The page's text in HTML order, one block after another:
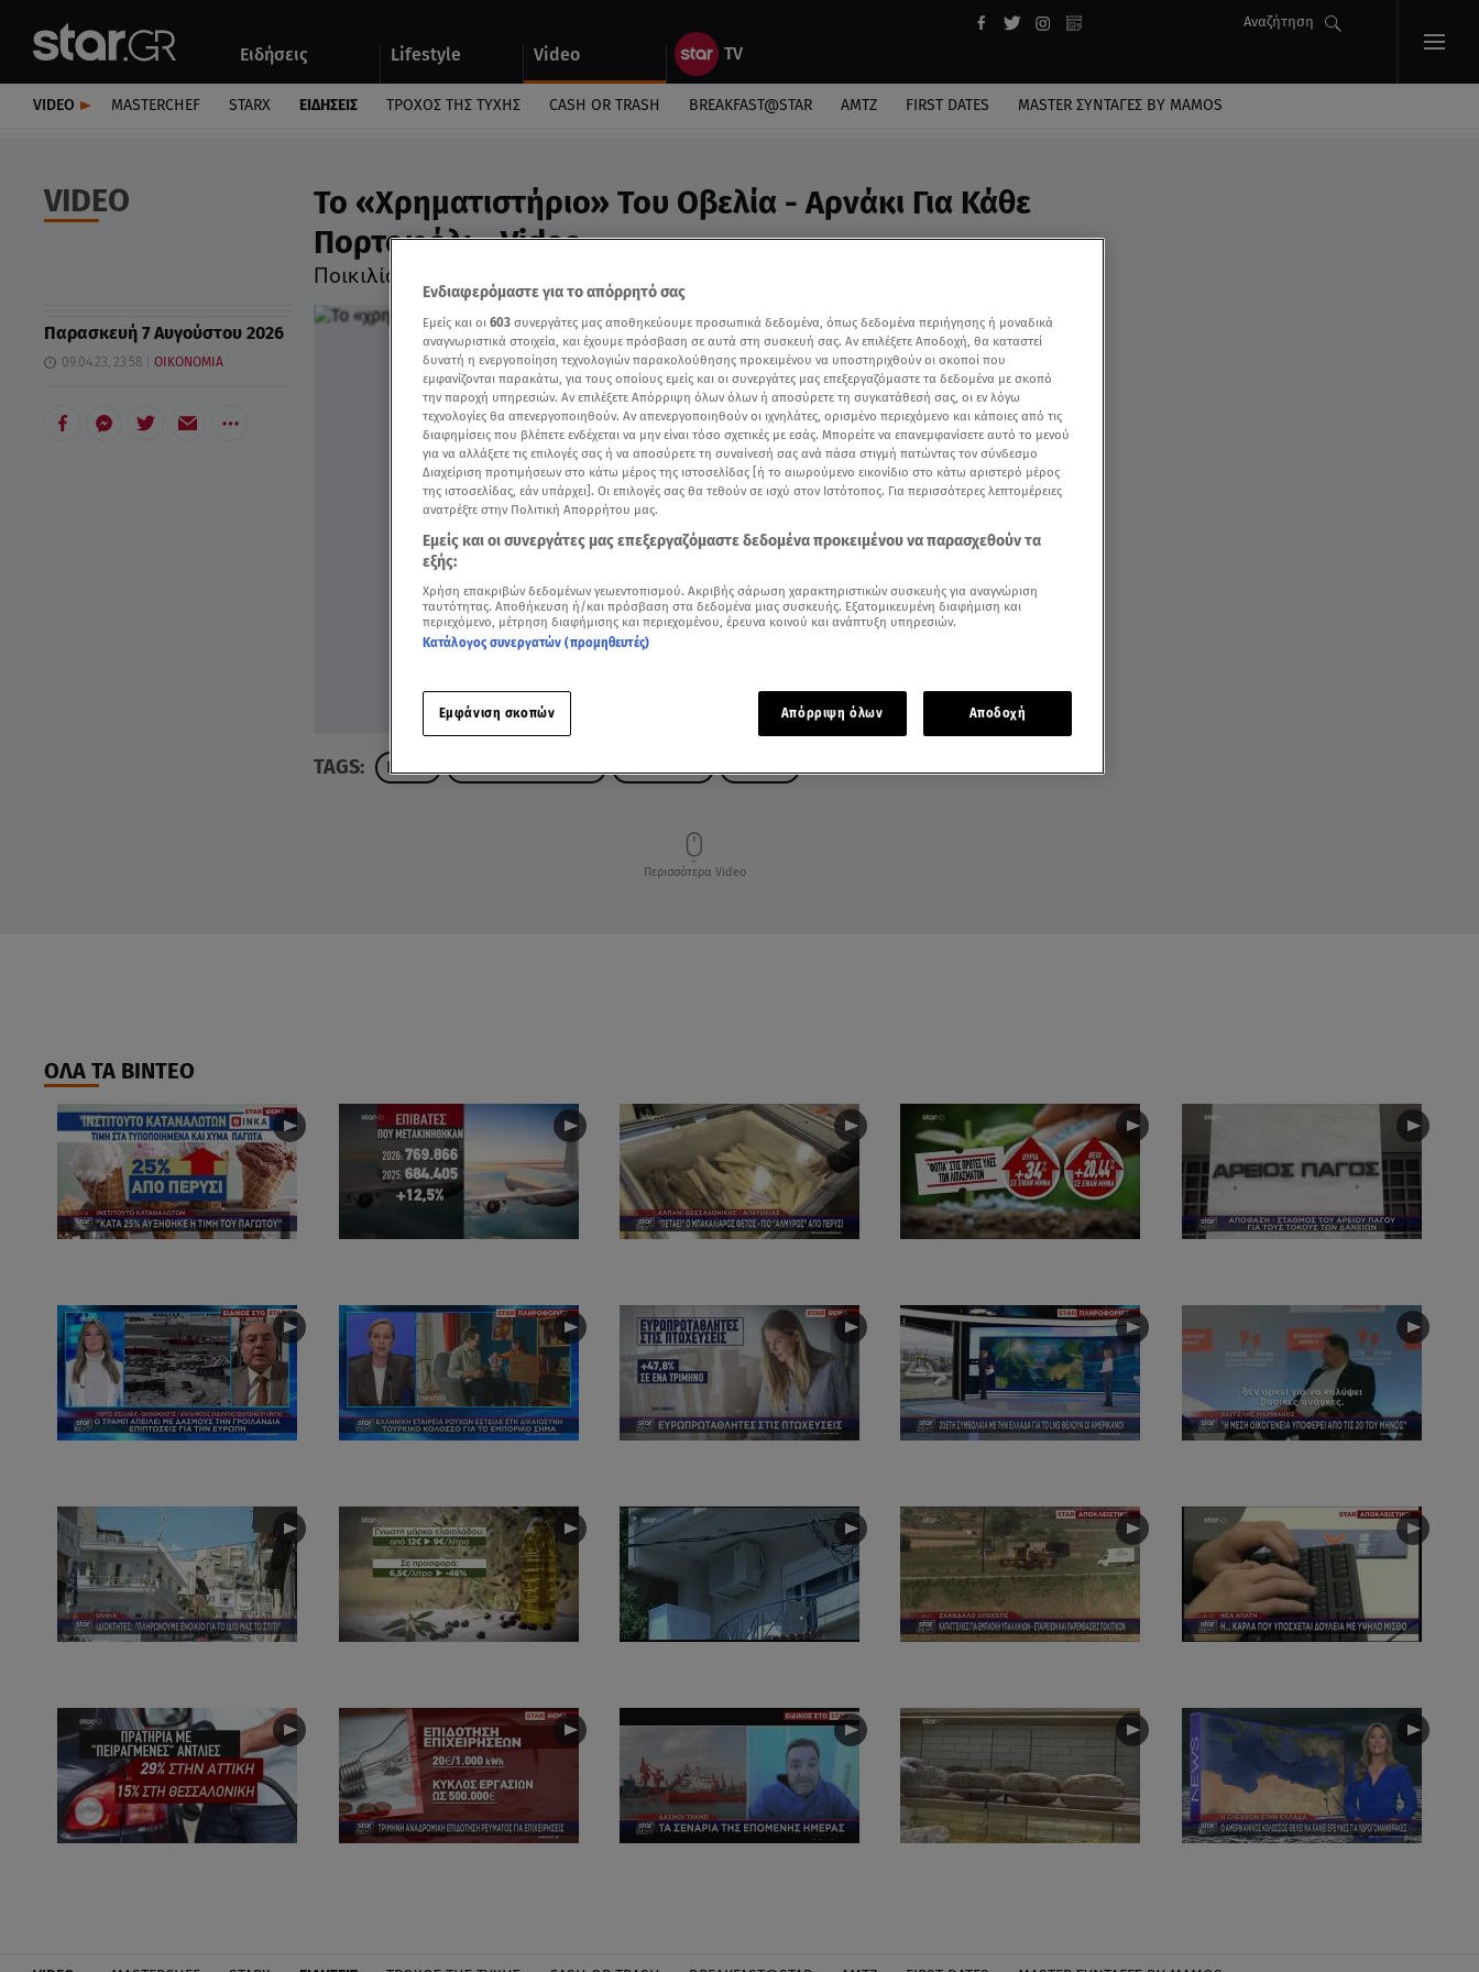
Ειδήσεις Lifestyle Video
Αναζήτηση
Αυτοκίνητο
VIDEO MASTERCHEF STARX ΕΙΔΉΣΕΙΣ ΤΡΟΧΌΣ ΤΗΣ ΤΎΧΗΣ CASH OR TRASH BREAKFAST@STAR ΑΜΤΖ FIRST DATES MASTER ΣΥΝΤΑΓΈΣ BY MAMOS
VIDEO
Το «Χρηματιστήριο» Του Οβελία - Αρνάκι Για Κάθε
Πορτοφόλι - Video
Ποικιλία τιμών σε κάθε γειτονιά
Παρασκευή 7 Αυγούστου 2026
09.04.23, 23:58 ΟΙΚΟΝΟΜΙΑ
TAGS: ΠΑΣΧΑ
Περισσότερα Video
ΟΛΑ ΤΑ ΒΙΝΤΕΟ
Ενδιαφερόμαστε για το απόρρητό σας
Εμείς και οι 603 συνεργάτες μας αποθηκεύουμε προσωπικά δεδομένα, όπως δεδομένα περιήγησης ή μοναδικά
αναγνωριστικά στοιχεία, και έχουμε πρόσβαση σε αυτά στη συσκευή σας. Αν επιλέξετε Αποδοχή, θα καταστεί
δυνατή η ενεργοποίηση τεχνολογιών παρακολούθησης προκειμένου να υποστηριχθούν οι σκοποί που
εμφανίζονται παρακάτω, για τους οποίους εμείς και οι συνεργάτες μας επεξεργαζόμαστε τα δεδομένα με σκοπό
την παροχή υπηρεσιών. Αν επιλέξετε Απόρριψη όλων όλων ή αποσύρετε τη συγκατάθεσή σας, οι εν λόγω
τεχνολογίες θα απενεργοποιηθούν. Αν απενεργοποιηθούν οι ιχνηλάτες, ορισμένο περιεχόμενο και κάποιες από τις
διαφημίσεις που βλέπετε ενδέχεται να μην είναι τόσο σχετικές με εσάς. Μπορείτε να επανεμφανίσετε αυτό το μενού
για να αλλάξετε τις επιλογές σας ή να αποσύρετε τη συναίνεσή σας ανά πάσα στιγμή πατώντας τον σύνδεσμο
Διαχείριση προτιμήσεων στο κάτω μέρος της ιστοσελίδας [ή το αιωρούμενο εικονίδιο στο κάτω αριστερό μέρος
της ιστοσελίδας, εάν υπάρχει]. Οι επιλογές σας θα τεθούν σε ισχύ στον Ιστότοπος. Για περισσότερες λεπτομέρειες
ανατρέξτε στην Πολιτική Απορρήτου μας.
Εμείς και οι συνεργάτες μας επεξεργαζόμαστε δεδομένα προκειμένου να παρασχεθούν τα
εξής:
Χρήση επακριβών δεδομένων γεωεντοπισμού. Ακριβής σάρωση χαρακτηριστικών συσκευής για αναγνώριση
ταυτότητας. Αποθήκευση ή/και πρόσβαση στα δεδομένα μιας συσκευής. Εξατομικευμένη διαφήμιση και
περιεχόμενο, μέτρηση διαφήμισης και περιεχομένου, έρευνα κοινού και ανάπτυξη υπηρεσιών.
Κατάλογος συνεργατών (προμηθευτές)
Εμφάνιση σκοπών Απόρριψη όλων Αποδοχή